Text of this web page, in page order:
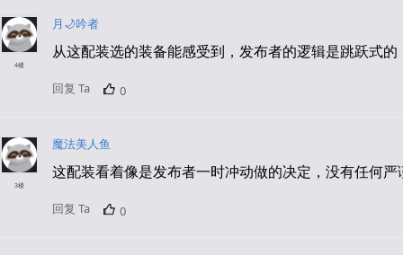
4楼
月🌙吟者
从这配装选的装备能感受到，发布者的逻辑是跳跃式
回复 Ta 0
3楼
魔法美人鱼
这配装看着像是发布者一时冲动做的决定，没有任何
回复 Ta 0